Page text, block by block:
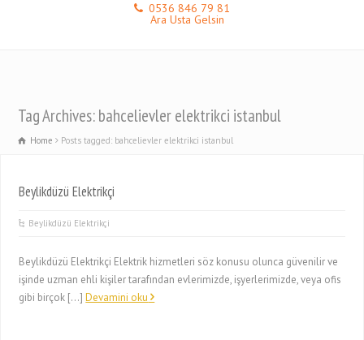
0536 846 79 81
Ara Usta Gelsin
Tag Archives: bahcelievler elektrikci istanbul
Home Posts tagged: bahcelievler elektrikci istanbul
Beylikdüzü Elektrikçi
Beylikdüzü Elektrikçi
Beylikdüzü Elektrikçi Elektrik hizmetleri söz konusu olunca güvenilir ve
işinde uzman ehli kişiler tarafından evlerimizde, işyerlerimizde, veya ofis
gibi birçok […]Devamini oku